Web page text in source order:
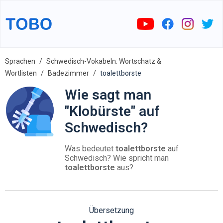
Sprachen
Schwedisch-Vokabeln: Wortschatz &
Wortlisten
Badezimmer toalettborste
Wie sagt man
"Klobürste" auf
Schwedisch?
Was bedeutet toalettborste auf
Schwedisch? Wie spricht man
toalettborste aus?
Übersetzung